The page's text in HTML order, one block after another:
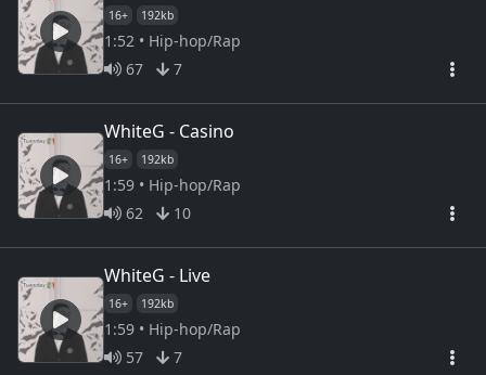
16+ 192kb
1:52 • Hip-hop/Rap
67
7
WhiteG - Casino
16+ 192kb
1:59 • Hip-hop/Rap
62
10
WhiteG - Live
16+ 192kb
1:59 • Hip-hop/Rap
57
7